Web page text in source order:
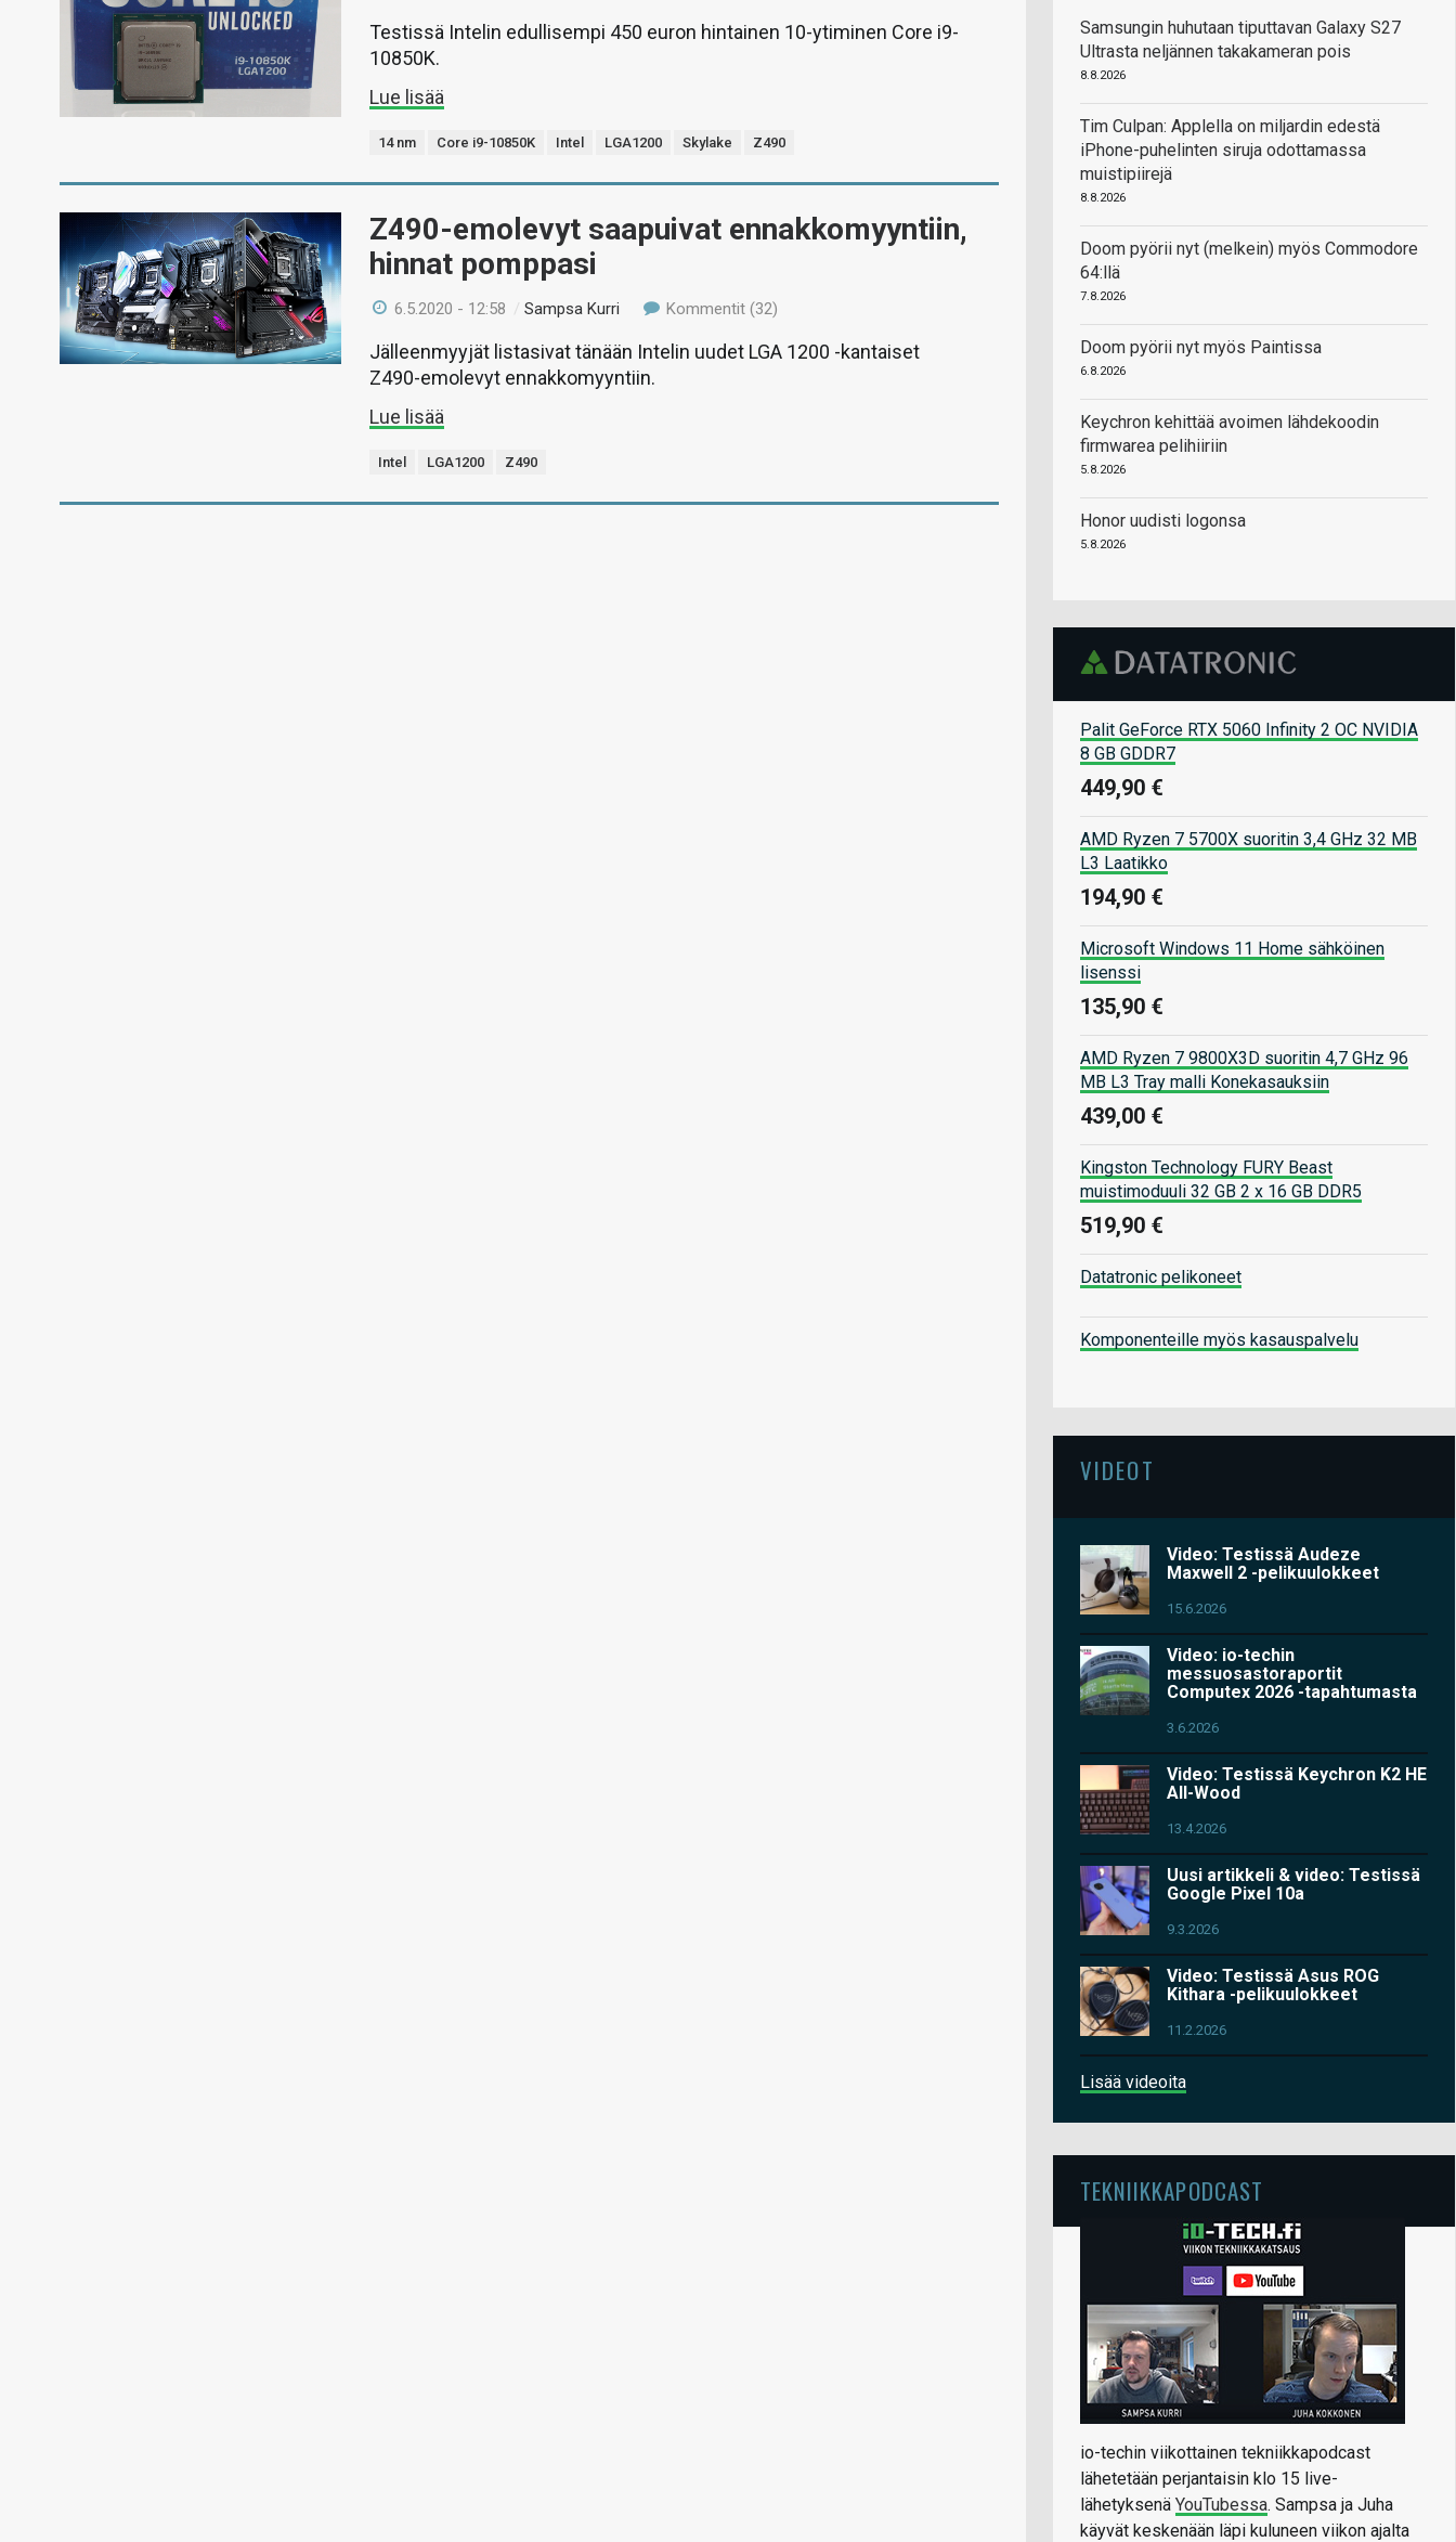
Testissä Intelin edullisempi 450 euron hintainen 10-ytiminen Core i9-
10850K.
Lue lisää
14 nm Core i9-10850K Intel LGA1200 Skylake Z490
Z490-emolevyt saapuivat ennakkomyyntiin,
hinnat pomppasi
6.5.2020 - 12:58 /Sampsa Kurri Kommentit (32)
Jälleenmyyjät listasivat tänään Intelin uudet LGA 1200 -kantaiset
Z490-emolevyt ennakkomyyntiin.
Lue lisää
Intel LGA1200 Z490
Samsungin huhutaan tiputtavan Galaxy S27
Ultrasta neljännen takakameran pois
8.8.2026
Tim Culpan: Applella on miljardin edestä
iPhone-puhelinten siruja odottamassa
muistipiirejä
8.8.2026
Doom pyörii nyt (melkein) myös Commodore
64:llä
7.8.2026
Doom pyörii nyt myös Paintissa
6.8.2026
Keychron kehittää avoimen lähdekoodin
firmwarea pelihiiriin
5.8.2026
Honor uudisti logonsa
5.8.2026
Palit GeForce RTX 5060 Infinity 2 OC NVIDIA
8 GB GDDR7
449,90 €
AMD Ryzen 7 5700X suoritin 3,4 GHz 32 MB
L3 Laatikko
194,90 €
Microsoft Windows 11 Home sähköinen
lisenssi
135,90 €
AMD Ryzen 7 9800X3D suoritin 4,7 GHz 96
MB L3 Tray malli Konekasauksiin
439,00 €
Kingston Technology FURY Beast
muistimoduuli 32 GB 2 x 16 GB DDR5
519,90 €
Datatronic pelikoneet
Komponenteille myös kasauspalvelu
VIDEOT
Video: Testissä Audeze
Maxwell 2 -pelikuulokkeet
15.6.2026
Video: io-techin
messuosastoraportit
Computex 2026 -tapahtumasta
3.6.2026
Video: Testissä Keychron K2 HE
All-Wood
13.4.2026
Uusi artikkeli & video: Testissä
Google Pixel 10a
9.3.2026
Video: Testissä Asus ROG
Kithara -pelikuulokkeet
11.2.2026
Lisää videoita
TEKNIIKKAPODCAST
io-techin viikottainen tekniikkapodcast
lähetetään perjantaisin klo 15 live-
lähetyksenä YouTubessa. Sampsa ja Juha
käyvät keskenään läpi kuluneen viikon ajalta